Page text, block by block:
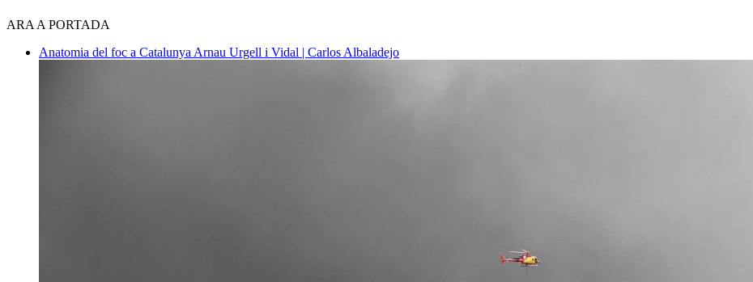
ARA A PORTADA
Anatomia del foc a CatalunyaArnau Urgell i Vidal | Carlos Albaladejo